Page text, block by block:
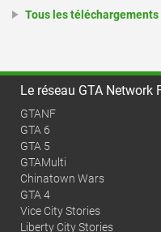
Tous les téléchargements
Le réseau GTA Network
GTANF
GTA 6
GTA 5
GTAMulti
Chinatown Wars
GTA 4
Vice City Stories
Liberty City Stories